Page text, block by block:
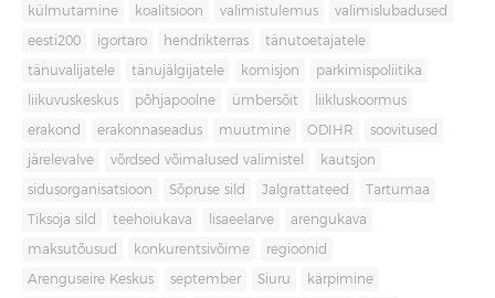
külmutamine koalitsioon valimistulemus valimislubadused
eesti200 igortaro hendrikterras tänutoetajatele
tänuvalijatele tänujälgijatele komisjon parkimispoliitika
liikuvuskeskus põhjapoolne ümbersõit liikluskoormus
erakond erakonnaseadus muutmine ODIHR soovitused
järelevalve võrdsed võimalused valimistel kautsjon
sidusorganisatsioon Sõpruse sild Jalgrattateed Tartumaa
Tiksoja sild teehoiukava lisaeelarve arengukava
maksutõusud konkurentsivõime regioonid
Arenguseire Keskus september Siuru kärpimine